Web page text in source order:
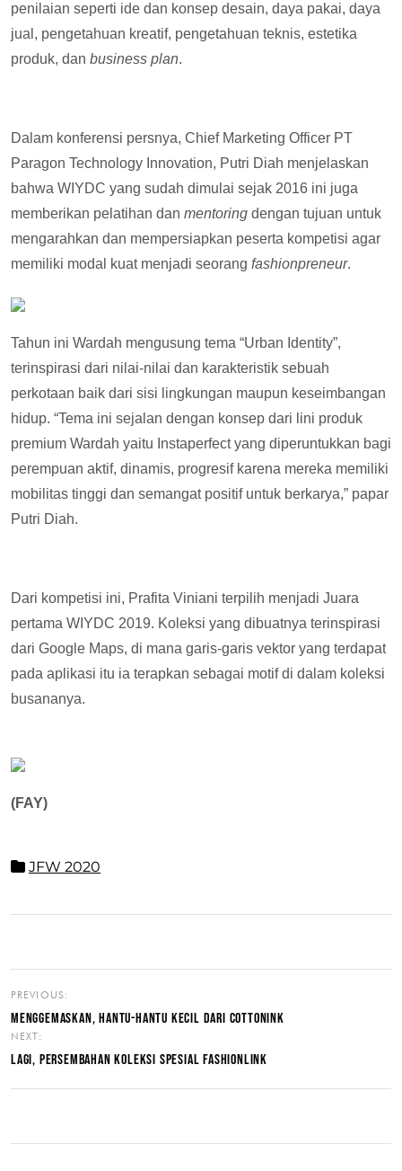
penilaian seperti ide dan konsep desain, daya pakai, daya
jual, pengetahuan kreatif, pengetahuan teknis, estetika
produk, dan business plan.
Dalam konferensi persnya, Chief Marketing Officer PT
Paragon Technology Innovation, Putri Diah menjelaskan
bahwa WIYDC yang sudah dimulai sejak 2016 ini juga
memberikan pelatihan dan mentoring dengan tujuan untuk
mengarahkan dan mempersiapkan peserta kompetisi agar
memiliki modal kuat menjadi seorang fashionpreneur.
Tahun ini Wardah mengusung tema “Urban Identity”,
terinspirasi dari nilai-nilai dan karakteristik sebuah
perkotaan baik dari sisi lingkungan maupun keseimbangan
hidup. “Tema ini sejalan dengan konsep dari lini produk
premium Wardah yaitu Instaperfect yang diperuntukkan bagi
perempuan aktif, dinamis, progresif karena mereka memiliki
mobilitas tinggi dan semangat positif untuk berkarya,” papar
Putri Diah.
Dari kompetisi ini, Prafita Viniani terpilih menjadi Juara
pertama WIYDC 2019. Koleksi yang dibuatnya terinspirasi
dari Google Maps, di mana garis-garis vektor yang terdapat
pada aplikasi itu ia terapkan sebagai motif di dalam koleksi
busananya.
(FAY)
JFW 2020
PREVIOUS:
MENGGEMASKAN, HANTU-HANTU KECIL DARI COTTONINK
NEXT:
LAGI, PERSEMBAHAN KOLEKSI SPESIAL FASHIONLINK